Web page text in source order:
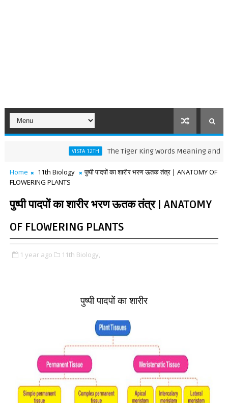
The Tiger King Words Meaning and Line by
Home 11th Biology
पुष्पी पादपों का शारीर भरण ऊतक तंत्र | ANATOMY OF
FLOWERING PLANTS
पुष्पी पादपों का शारीर भरण ऊतक तंत्र | ANATOMY
OF FLOWERING PLANTS
1 year ago 11th Biology,
पुष्पी पादपों का शारीर